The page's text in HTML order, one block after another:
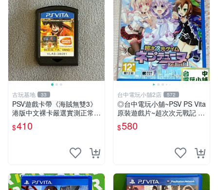
古玩基地 33
PSV遊戲卡帶《海賊無雙3》
港版中文裸卡嚴選實測正常
索尼PSV專用 港版直營 psv
海賊無雙 港版
$410
台中電玩小舖2店 572
◎台中電玩小舖~PSV PS Vita
原裝遊戲片~超次次元戰記 戰
$580